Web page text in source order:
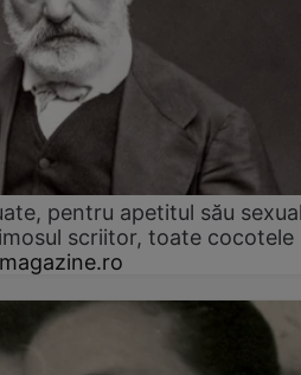
pentru apetitul său
scriitor, toate cocotele